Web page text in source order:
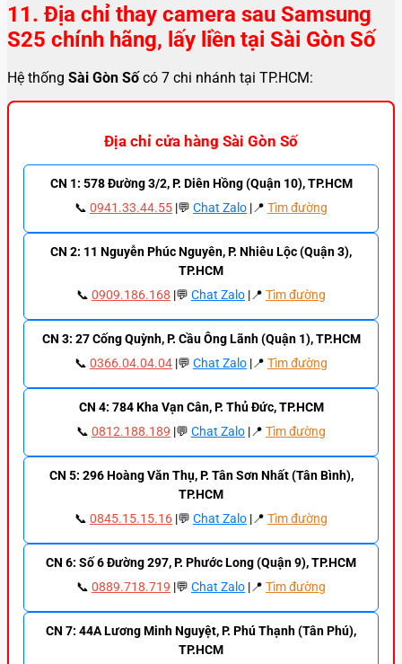
11. Địa chỉ thay camera sau Samsung
S25 chính hãng, lấy liền tại Sài Gòn Số
Hệ thống Sài Gòn Số có 7 chi nhánh tại TP.HCM:
Địa chỉ cửa hàng Sài Gòn Số
CN 1: 578 Đường 3/2, P. Diên Hồng (Quận 10), TP.HCM
📞 0941.33.44.55 |💬 Chat Zalo |📍 Tìm đường
CN 2: 11 Nguyễn Phúc Nguyên, P. Nhiêu Lộc (Quận 3),
TP.HCM
📞 0909.186.168 |💬 Chat Zalo |📍 Tìm đường
CN 3: 27 Cống Quỳnh, P. Cầu Ông Lãnh (Quận 1), TP.HCM
📞 0366.04.04.04 |💬 Chat Zalo |📍 Tìm đường
CN 4: 784 Kha Vạn Cân, P. Thủ Đức, TP.HCM
📞 0812.188.189 |💬 Chat Zalo |📍 Tìm đường
CN 5: 296 Hoàng Văn Thụ, P. Tân Sơn Nhất (Tân Bình),
TP.HCM
📞 0845.15.15.16 |💬 Chat Zalo |📍 Tìm đường
CN 6: Số 6 Đường 297, P. Phước Long (Quận 9), TP.HCM
📞 0889.718.719 |💬 Chat Zalo |📍 Tìm đường
CN 7: 44A Lương Minh Nguyệt, P. Phú Thạnh (Tân Phú),
TP.HCM